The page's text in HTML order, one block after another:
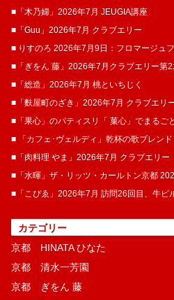
■「木乃婦」2026年7月 JEUGIA講座
■「Guu」2026年7月 クラブエリー
■ りすのろ 2026年7月9日：フロマージュ
■「ぎをん 藤」2026年7月クラブエリー第
■「総造」2026年7月 桃といちじく
■「麩屋町のざき」2026年7月 クラブエリ
■「果心」のパティスリ「 菓​心」でまるご
■ 「カフェ･ヴェルディ」乾杯の歌ブレンド
■「肉料理 やま」2026年7月 クラブエリー
■「水暉」ザ・リッツ・カールトン京都
■「こぴゑ」2026年7月 訪問26回目、牛ピ
カテゴリー
京都 HINATA ひなた
京都 清水一芳園
京都 ぎをん 藤